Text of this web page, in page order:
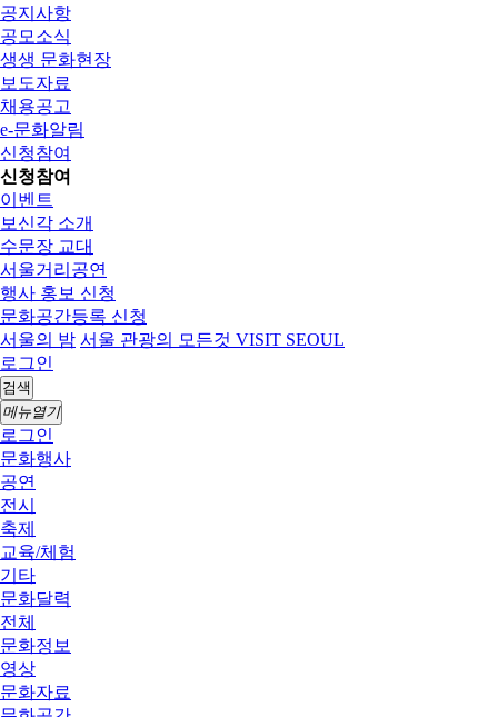
공지사항
공모소식
생생 문화현장
보도자료
채용공고
e-문화알림
신청참여
신청참여
이벤트
보신각 소개
수문장 교대
서울거리공연
행사 홍보 신청
문화공간등록 신청
서울의 밤 서울 관광의 모든것 VISIT SEOUL
로그인
검색
메뉴열기
로그인
문화행사
공연
전시
축제
교육/체험
기타
문화달력
전체
문화정보
영상
문화자료